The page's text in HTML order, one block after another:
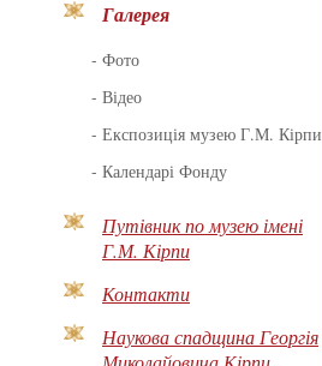
Галерея
- Фото
- Відео
- Експозиція музею Г.М. Кірпи
- Календарі Фонду
Путівник по музею імені
Г.М. Кірпи
Контакти
Наукова спадщина Георгія